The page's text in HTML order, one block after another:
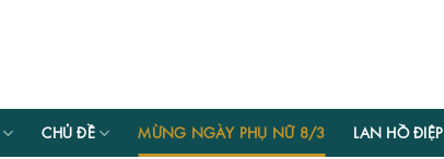
CHỦ ĐỀ MỪNG NGÀY PHỤ NỮ 8/3 LAN HỒ ĐIỆP